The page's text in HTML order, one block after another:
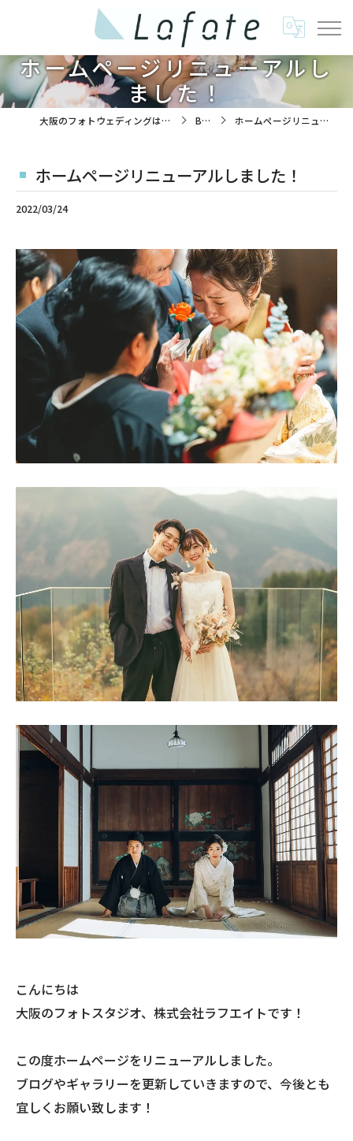
ホームページリニューアルし
ました！
大阪のフォトウェディングは株式会社ラフエイト BLOG ホームページリニューアルしました！
ホームページリニューアルしました！
2022/03/24
こんにちは
大阪のフォトスタジオ、株式会社ラフエイトです！
この度ホームページをリニューアルしました。
ブログやギャラリーを更新していきますので、今後とも
宜しくお願い致します！